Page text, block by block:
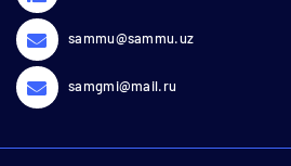
sammu@sammu.uz
samgmi@mail.ru